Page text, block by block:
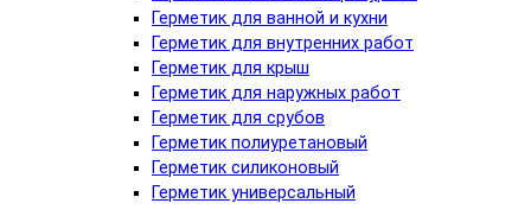
Герметик для ванной и кухни
Герметик для внутренних работ
Герметик для крыш
Герметик для наружных работ
Герметик для срубов
Герметик полиуретановый
Герметик силиконовый
Герметик универсальный